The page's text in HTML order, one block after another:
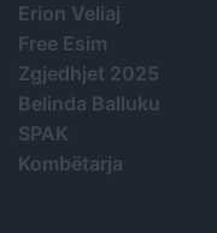
Erion Veliaj
Free Esim
Zgjedhjet 2025
Belinda Balluku
SPAK
Kombëtarja